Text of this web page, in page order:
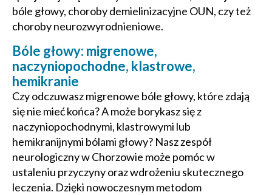
bóle głowy, choroby demielinizacyjne OUN, czy też
choroby neurozwyrodnieniowe.
Bóle głowy: migrenowe,
naczyniopochodne, klastrowe,
hemikranie
Czy odczuwasz migrenowe bóle głowy, które zdają
się nie mieć końca? A może borykasz się z
naczyniopochodnymi, klastrowymi lub
hemikranijnymi bólami głowy? Nasz zespół
neurologiczny w Chorzowie może pomóc w
ustaleniu przyczyny oraz wdrożeniu skutecznego
leczenia. Dzięki nowoczesnym metodom